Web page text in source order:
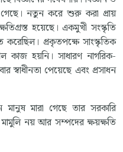
গেছে। নতুন করে শুরু করা প্রায়
হয়েছে। একমুখী সংস্কৃতি
প্রকৃতপক্ষে সাংস্কৃতিক
কাজ হয়নি। সাধারণ নাগরিক-
পেয়েছে এবং প্রসাধন
মারা গেছে তার সরকারি
মামুলি নয় আর সম্পদের ক্ষয়ক্ষতি